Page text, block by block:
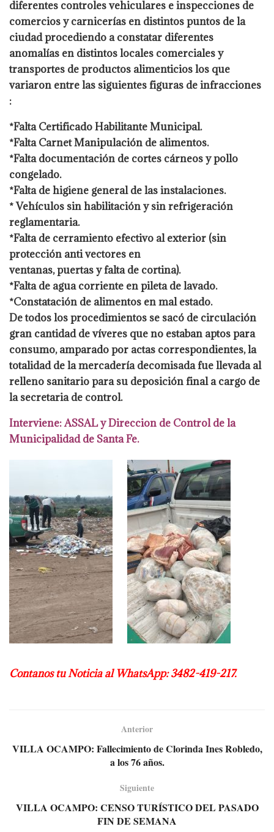
diferentes controles vehiculares e inspecciones de
comercios ycarnicerías en distintos puntos de la
ciudad procediendo a constatar diferentes
anomalías en distintos locales comerciales y
transportes de productos alimenticioslos que
variaron entre las siguientes figuras de infracciones
:
*Falta Certificado Habilitante Municipal.
*Falta Carnet Manipulación de alimentos.
*Falta documentación de cortes cárneos y pollo
congelado.
*Falta de higiene general de las instalaciones.
* Vehículos sin habilitación y sin refrigeración
reglamentaria.
*Falta de cerramiento efectivo al exterior (sin
protección anti vectores en
ventanas, puertas y falta de cortina).
*Falta de agua corriente en pileta de lavado.
*Constatación de alimentos en mal estado.
De todos los procedimientos se sacó de circulación
gran cantidad de víveres que no estaban aptos para
consumo, amparado por actas correspondientes, la
totalidad dela mercadería decomisada fue llevada al
relleno sanitario para su deposición final acargo de
la secretaria de control.
Interviene: ASSAL y Direccion de Control de la
Municipalidad de Santa Fe.
Contanos tu Noticia al WhatsApp: 3482-419-217.
Anterior
VILLA OCAMPO: Fallecimiento de Clorinda Ines Robledo,
a los 76 años.
Siguiente
VILLA OCAMPO: CENSO TURÍSTICO DEL PASADO
FIN DE SEMANA